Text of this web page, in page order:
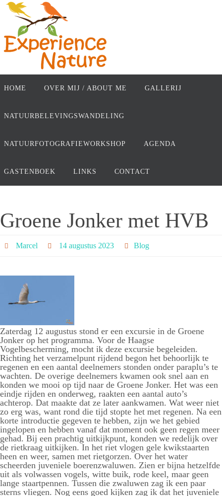
Ga
naar
inhoud
naar
deHOME OVER MIJ / ABOUT ME GALLERIJ
NATUURBELEVINGSWANDELING
NATUURFOTOGRAFIEWORKSHOP AGENDA
GASTENBOEK LINKS CONTACT
Groene Jonker met HVB
Marcel 14 augustus 2023 Blog
Zaterdag 12 augustus stond er een excursie in de Groene
Jonker op het programma. Voor de Haagse
Vogelbescherming, mocht ik deze excursie begeleiden.
Richting het verzamelpunt rijdend begon het behoorlijk te
regenen en een aantal deelnemers stonden onder paraplu’s te
wachten. De overige deelnemers kwamen ook snel aan en
konden we mooi op tijd naar de Groene Jonker. Het was een
eindje rijden en onderweg, raakten een aantal auto’s
achterop. Dat maakte dat ze later aankwamen. Wat weer niet
zo erg was, want rond die tijd stopte het met regenen. Na een
korte introductie gegeven te hebben, zijn we het gebied
ingelopen en hebben vanaf dat moment ook geen regen meer
gehad. Bij een prachtig uitkijkpunt, konden we redelijk over
de rietkraag uitkijken. In het riet vlogen gele kwikstaarten
heen en weer, samen met rietgorzen. Over het water
scheerden juveniele boerenzwaluwen. Zien er bijna hetzelfde
uit als volwassen vogels, witte buik, rode keel, maar geen
lange staartpennen. Tussen die zwaluwen zag ik een paar
sterns vliegen. Nog eens goed kijken zag ik dat het juveniele